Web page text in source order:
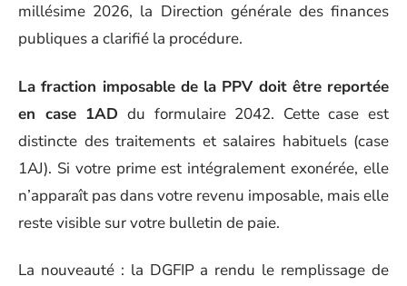
millésime 2026, la Direction générale des finances
publiques a clarifié la procédure.
La fraction imposable de la PPV doit être reportée
en case 1AD du formulaire 2042. Cette case est
distincte des traitements et salaires habituels (case
1AJ). Si votre prime est intégralement exonérée, elle
n’apparaît pas dans votre revenu imposable, mais elle
reste visible sur votre bulletin de paie.
La nouveauté : la DGFIP a rendu le remplissage de